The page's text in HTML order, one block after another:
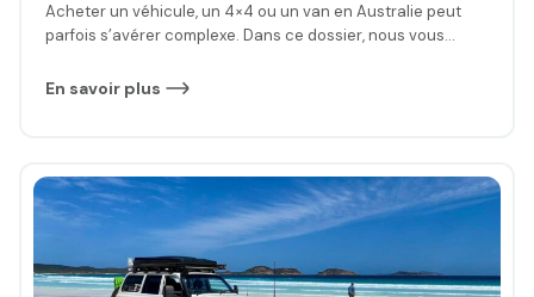
Acheter un véhicule, un 4×4 ou un van en Australie peut
parfois s’avérer complexe. Dans ce dossier, nous vous
recherche, en passant par la phase d’inspection jusqu’à
sérénité, en maximisant vos chances de réussite.
En savoir plus